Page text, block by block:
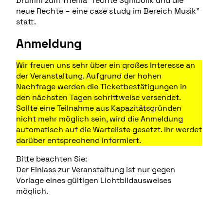
neue Rechte – eine case study im Bereich Musik”
statt.
Anmeldung
Wir freuen uns sehr über ein großes Interesse an
der Veranstaltung. Aufgrund der hohen
Nachfrage werden die Ticketbestätigungen in
den nächsten Tagen schrittweise versendet.
Sollte eine Teilnahme aus Kapazitätsgründen
nicht mehr möglich sein, wird die Anmeldung
automatisch auf die Warteliste gesetzt. Ihr werdet
darüber entsprechend informiert.
Bitte beachten Sie:
Der Einlass zur Veranstaltung ist nur gegen
Vorlage eines gültigen Lichtbildausweises
möglich.